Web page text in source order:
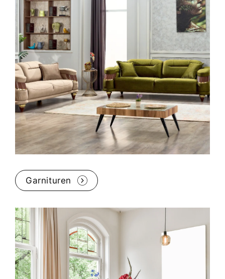
Garnituren